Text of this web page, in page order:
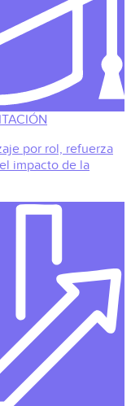
por rol, refuerza
impacto de la